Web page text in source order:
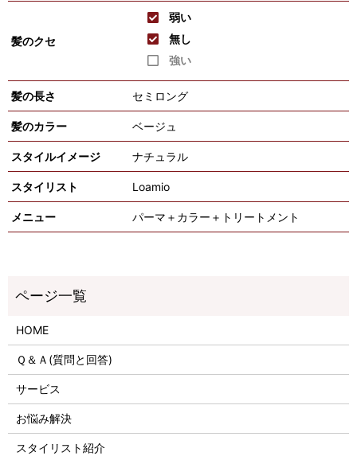
髪のクセ
弱い
無し
強い
髪の長さ セミロング
髪のカラー ベージュ
スタイルイメージ ナチュラル
スタイリスト Loamio
メニュー パーマ＋カラー＋トリートメント
HOME
Ｑ＆Ａ(質問と回答)
サービス
お悩み解決
スタイリスト紹介